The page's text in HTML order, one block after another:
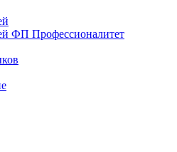
ФП Профессионалитет